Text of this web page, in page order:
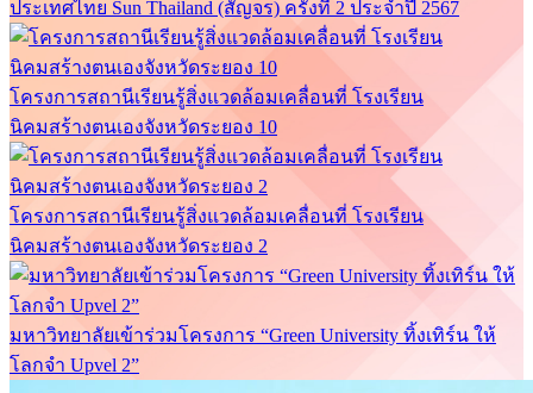
ประเทศไทย Sun Thailand (สัญจร) ครั้งที่ 2 ประจำปี 2567
โครงการสถานีเรียนรู้สิ่งแวดล้อมเคลื่อนที่ โรงเรียน
นิคมสร้างตนเองจังหวัดระยอง 10
โครงการสถานีเรียนรู้สิ่งแวดล้อมเคลื่อนที่ โรงเรียน
นิคมสร้างตนเองจังหวัดระยอง 2
มหาวิทยาลัยเข้าร่วมโครงการ “Green University ทิ้งเทิร์น ให้
โลกจำ Upvel 2”